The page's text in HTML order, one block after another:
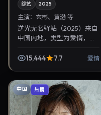
综艺 2025
主演： 玄彬、黄渤 等
逆光无名驿站（2025）来自
中国内地，类型为爱情，杜
与演出。2025年12月4日公
15,444 7.7 爱情
中国 热播